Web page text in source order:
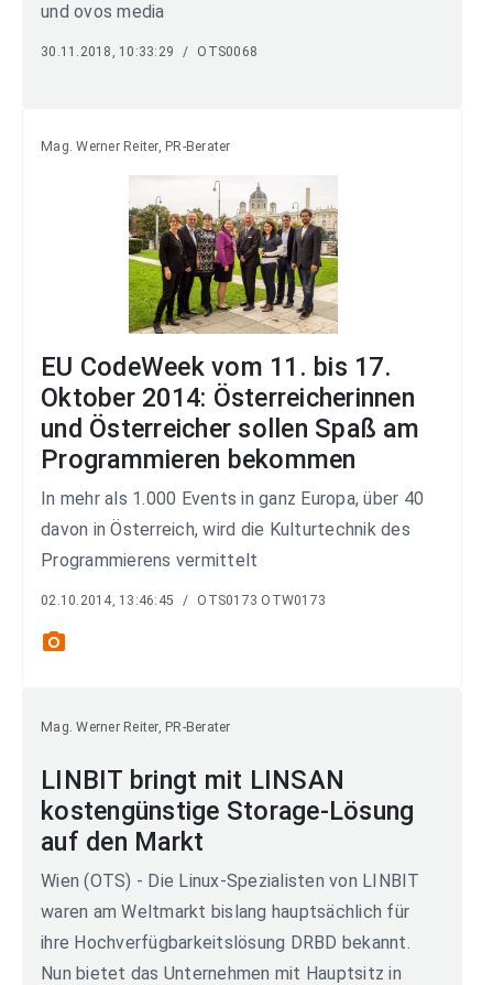
und ovos media
30.11.2018, 10:33:29 / OTS0068
Mag. Werner Reiter, PR-Berater
EU CodeWeek vom 11. bis 17.
Oktober 2014: Österreicherinnen
und Österreicher sollen Spaß am
Programmieren bekommen
In mehr als 1.000 Events in ganz Europa, über 40
davon in Österreich, wird die Kulturtechnik des
Programmierens vermittelt
02.10.2014, 13:46:45 / OTS0173 OTW0173
photo_camera
Mag. Werner Reiter, PR-Berater
LINBIT bringt mit LINSAN
kostengünstige Storage-Lösung
auf den Markt
Wien (OTS) - Die Linux-Spezialisten von LINBIT
waren am Weltmarkt bislang hauptsächlich für
ihre Hochverfügbarkeitslösung DRBD bekannt.
Nun bietet das Unternehmen mit Hauptsitz in